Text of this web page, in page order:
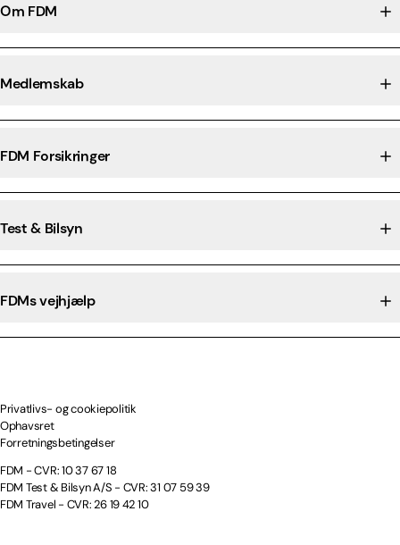
Om FDM
Medlemskab
FDM Forsikringer
Test & Bilsyn
FDMs vejhjælp
Privatlivs- og cookiepolitik
Ophavsret
Forretningsbetingelser
FDM - CVR: 10 37 67 18
FDM Test & Bilsyn A/S - CVR: 31 07 59 39
FDM Travel - CVR: 26 19 42 10